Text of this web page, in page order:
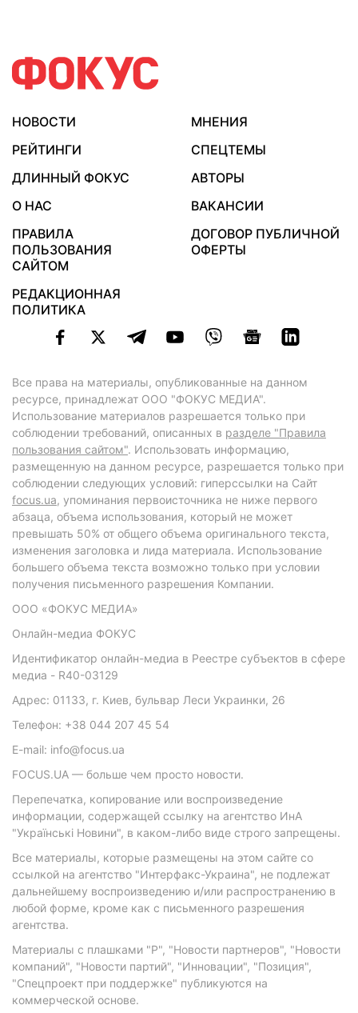
НОВОСТИ
МНЕНИЯ
РЕЙТИНГИ
СПЕЦТЕМЫ
ДЛИННЫЙ ФОКУС
АВТОРЫ
О НАС
ВАКАНСИИ
ПРАВИЛА
ПОЛЬЗОВАНИЯ
САЙТОМ
ДОГОВОР ПУБЛИЧНОЙ
ОФЕРТЫ
РЕДАКЦИОННАЯ
ПОЛИТИКА
Все права на материалы, опубликованные на данном
ресурсе, принадлежат ООО "ФОКУС МЕДИА".
Использование материалов разрешается только при
соблюдении требований, описанных в разделе "Правила
пользования сайтом". Использовать информацию,
размещенную на данном ресурсе, разрешается только при
соблюдении следующих условий: гиперссылки на Сайт
focus.ua, упоминания первоисточника не ниже первого
абзаца, объема использования, который не может
превышать 50% от общего объема оригинального текста,
изменения заголовка и лида материала. Использование
большего объема текста возможно только при условии
получения письменного разрешения Компании.
ООО «ФОКУС МЕДИА»
Онлайн-медиа ФОКУС
Идентификатор онлайн-медиа в Реестре субъектов в сфере
медиа - R40-03129
Адрес: 01133, г. Киев, бульвар Леси Украинки, 26
Телефон: +38 044 207 45 54
E-mail: info@focus.ua
FOCUS.UA — больше чем просто новости.
Перепечатка, копирование или воспроизведение
информации, содержащей ссылку на агентство ИнА
"Українські Новини", в каком-либо виде строго запрещены.
Все материалы, которые размещены на этом сайте со
ссылкой на агентство "Интерфакс-Украина", не подлежат
дальнейшему воспроизведению и/или распространению в
любой форме, кроме как с письменного разрешения
агентства.
Материалы с плашками "Р", "Новости партнеров", "Новости
компаний", "Новости партий", "Инновации", "Позиция",
"Спецпроект при поддержке" публикуются на
коммерческой основе.